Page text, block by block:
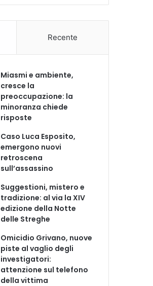
Recente
Miasmi e ambiente,
cresce la
preoccupazione: la
minoranza chiede
risposte
Caso Luca Esposito,
emergono nuovi
retroscena
sull’assassino
Suggestioni, mistero e
tradizione: al via la XIV
edizione della Notte
delle Streghe
Omicidio Grivano, nuove
piste al vaglio degli
investigatori:
attenzione sul telefono
della vittima